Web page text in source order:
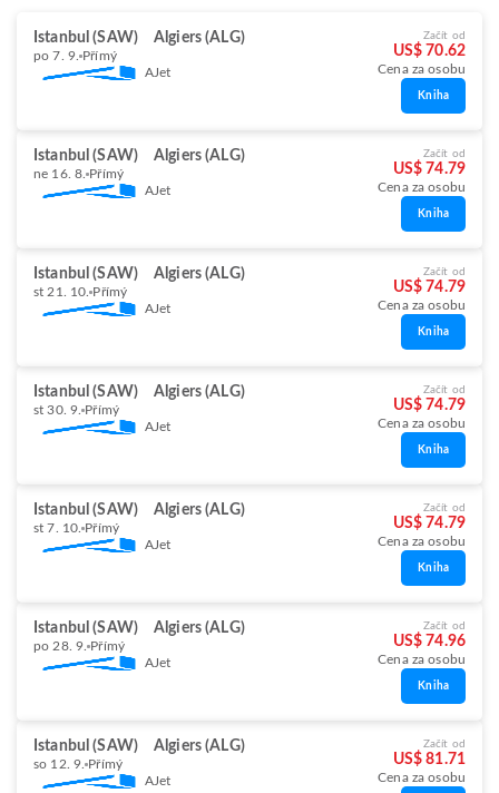
Istanbul (SAW) Algiers (ALG)
po 7. 9. Přímý
AJet
Začít od
US$ 70.62
Cena za osobu
Kniha
Istanbul (SAW) Algiers (ALG)
ne 16. 8. Přímý
AJet
Začít od
US$ 74.79
Cena za osobu
Kniha
Istanbul (SAW) Algiers (ALG)
st 21. 10. Přímý
AJet
Začít od
US$ 74.79
Cena za osobu
Kniha
Istanbul (SAW) Algiers (ALG)
st 30. 9. Přímý
AJet
Začít od
US$ 74.79
Cena za osobu
Kniha
Istanbul (SAW) Algiers (ALG)
st 7. 10. Přímý
AJet
Začít od
US$ 74.79
Cena za osobu
Kniha
Istanbul (SAW) Algiers (ALG)
po 28. 9. Přímý
AJet
Začít od
US$ 74.96
Cena za osobu
Kniha
Istanbul (SAW) Algiers (ALG)
so 12. 9. Přímý
AJet
Začít od
US$ 81.71
Cena za osobu